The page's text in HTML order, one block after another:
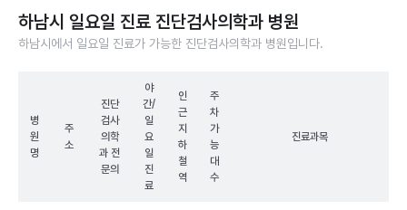
하남시 일요일 진료 진단검사의학과 병원
하남시에서 일요일 진료가 가능한 진단검사의학과 병원입니다.
병
원
명
주
소
진단
검사
의학
과 전
문의
야
간/
일
요
일
진
료
인
근
지
하
철
역
주
차
가
능
대
수
진료과목